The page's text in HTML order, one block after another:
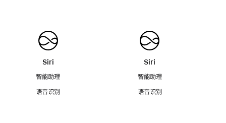
Siri
智能助理
语音识别
Siri
智能助理
语音识别